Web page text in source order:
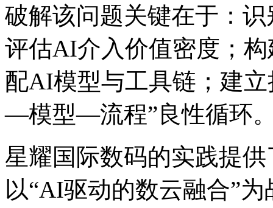
破解该问题关键在于：
评估AI介入价值密度；
配AI模型与工具链；建立
—模型—流程”良性循环
星耀国际数码的实践提
以“AI驱动的数云融合”为